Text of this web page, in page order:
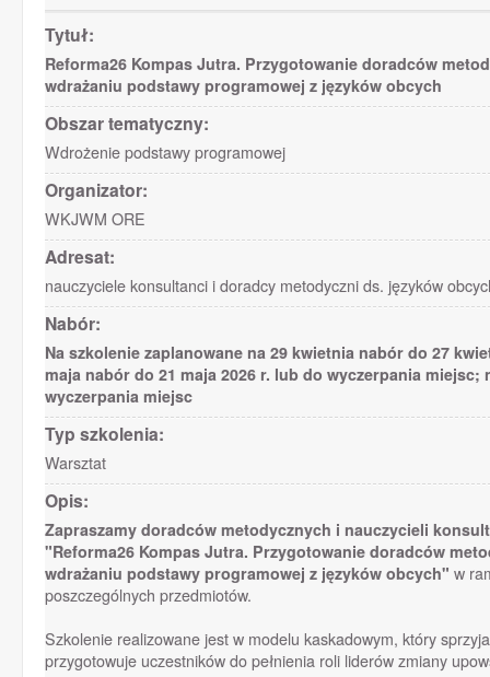
Tytuł:
Reforma26 Kompas Jutra. Przygotowanie doradców
wdrażaniu podstawy programowej z języków obcych
Obszar tematyczny:
Wdrożenie podstawy programowej
Organizator:
WKJWM ORE
Adresat:
nauczyciele konsultanci i doradcy metodyczni ds. języków
Nabór:
Na szkolenie zaplanowane na 29 kwietnia nabór do 27
maja nabór do 21 maja 2026 r. lub do wyczerpania
wyczerpania miejsc
Typ szkolenia:
Warsztat
Opis:
Zapraszamy doradców metodycznych i nauczycieli
"Reforma26 Kompas Jutra. Przygotowanie doradców
wdrażaniu podstawy programowej z języków obcych" w
poszczególnych przedmiotów.
Szkolenie realizowane jest w modelu kaskadowym, który
przygotowuje uczestników do pełnienia roli liderów zmiany